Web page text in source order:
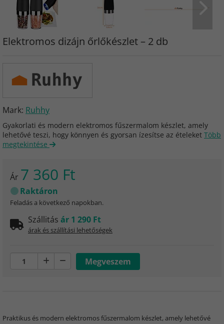
Elektromos dizájn őrlőkészlet – 2 db
Mark: Ruhhy
Gyakorlati és modern elektromos fűszermalom készlet, amely
lehetővé teszi, hogy könnyen és gyorsan ízesítse az ételeket Több
megtekintése
Ár 7 360 Ft
Raktáron
Feladás a következő napokban.
Szállitás ár 1 290 Ft
árak és szállítási lehetőségek
Praktikus és modern elektromos fűszermalom készlet, amely lehetővé